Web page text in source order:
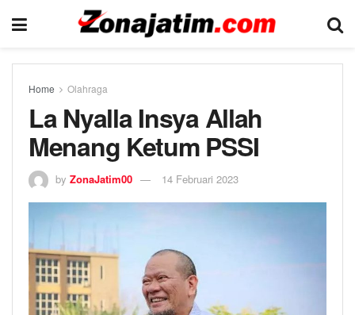
Home Olahraga
La Nyalla Insya Allah
Menang Ketum PSSI
by ZonaJatim00 14 Februari 2023